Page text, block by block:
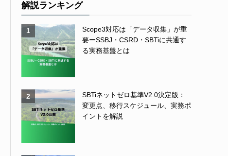
解説ランキング
1
Scope3対応は「データ収集」が重
要ーSSBJ・CSRD・SBTiに共通す
る実務基盤とは
2
SBTiネットゼロ基準V2.0決定版：
変更点、移行スケジュール、実務ポ
イントを解説